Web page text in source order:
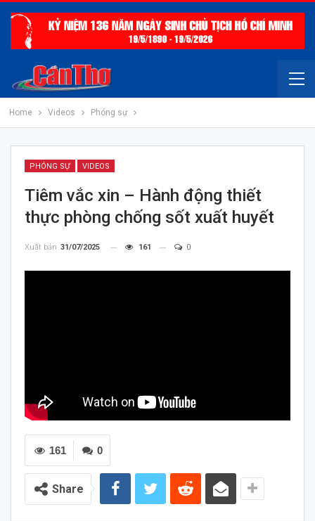
Home Videos Phóng sự
PHÓNG SỰ VIDEOS
Tiêm vắc xin – Hành động thiết
thực phòng chống sốt xuất huyết
Xuất bản 31/07/2025 161 0
0
161
Share